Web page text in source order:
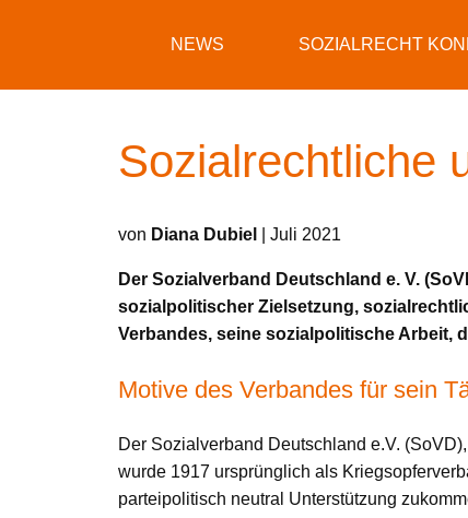
NEWS SOZIALRECHT
Sozialrechtliche
von Diana Dubiel | Juli 2021
Der Sozialverband Deutschland e. V.
sozialpolitischer Zielsetzung,
Verbandes, seine sozialpolitische Arbeit,
Motive des Verbandes für sein
Der Sozialverband Deutschland e.V.
wurde 1917 ursprünglich als
parteipolitisch neutral Unterstützung